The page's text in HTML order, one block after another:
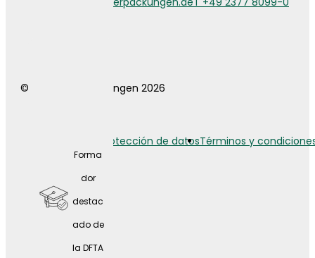
Forma
dor
destac
ado de
la DFTA
© Weber Verpackungen 2026
Protección de datosTérminos y